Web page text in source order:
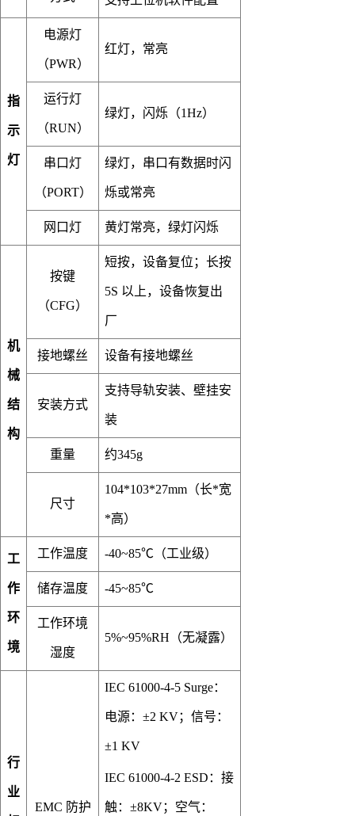
指
示
灯
电源灯
（PWR）
红灯，常亮
运行灯
（RUN）
绿灯，闪烁（1Hz）
串口灯
（PORT）
绿灯，串口有数据时闪
烁或常亮
网口灯 黄灯常亮，绿灯闪烁
机
械
结
构
按键
（CFG）
短按，设备复位；长按
5S 以上，设备恢复出
厂
接地螺丝 设备有接地螺丝
安装方式
支持导轨安装、壁挂安
装
重量 约345g
尺寸
104*103*27mm（长*宽
*高）
工
作
环
境
工作温度 -40~85℃（工业级）
储存温度 -45~85℃
工作环境
湿度
5%~95%RH（无凝露）
行
业
EMC 防护
IEC 61000-4-5 Surge：
电源：±2 KV；信号：
±1 KV
IEC 61000-4-2 ESD：接
触：±8KV；空气：